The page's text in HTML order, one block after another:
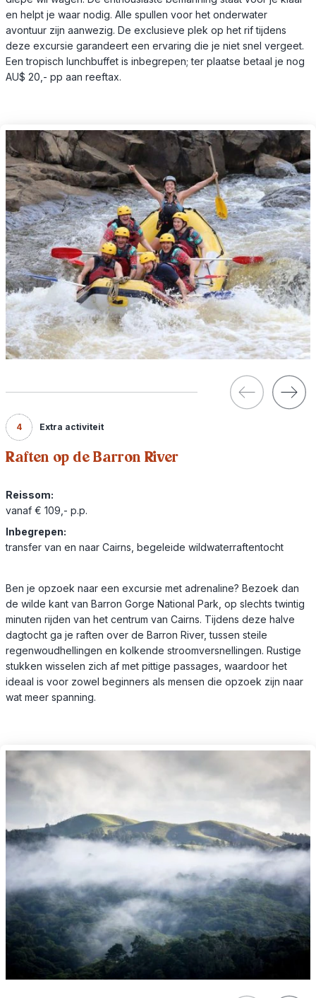
en helpt je waar nodig. Alle spullen voor het onderwater
avontuur zijn aanwezig. De exclusieve plek op het rif tijdens
deze excursie garandeert een ervaring die je niet snel vergeet.
Een tropisch lunchbuffet is inbegrepen; ter plaatse betaal je nog
AU$ 20,- pp aan reeftax.
4 Extra activiteit
Raften op de Barron River
Reissom:
vanaf € 109,- p.p.
Inbegrepen:
transfer van en naar Cairns, begeleide wildwaterraftentocht
Ben je opzoek naar een excursie met adrenaline? Bezoek dan
de wilde kant van Barron Gorge National Park, op slechts twintig
minuten rijden van het centrum van Cairns. Tijdens deze halve
dagtocht ga je raften over de Barron River, tussen steile
regenwoudhellingen en kolkende stroomversnellingen. Rustige
stukken wisselen zich af met pittige passages, waardoor het
ideaal is voor zowel beginners als mensen die opzoek zijn naar
wat meer spanning.